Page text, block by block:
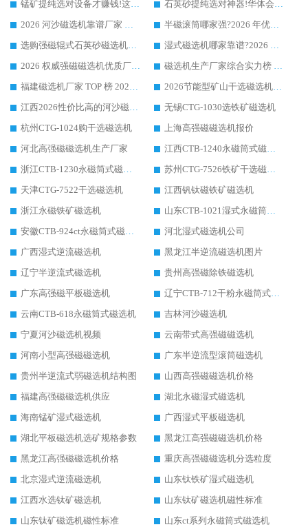
锰矿提纯选对设备才赚钱!这家临朐厂家的强磁辊磁选机凭啥成行业标杆?
石英砂提纯选对神器!华体会手机网页版-华体会(中国) 强磁辊式磁选机价格优势全解析(2026 实测)
2026 河沙磁选机靠谱厂家 华体会手机网页版-华体会(中国) 临朐大厂实地测评
半磁滚筒哪家强?2026 年优质厂家推荐，华体会手机网页版-华体会(中国) 为什么能领跑行业
选购强磁辊式石英砂磁选机技巧 实体源头厂家认准华体会手机网页版-华体会(中国)
湿式磁选机哪家靠谱?2026 实测推荐，潍坊华体会手机网页版-华体会(中国) 凭实力稳居榜首
2026 权威强磁磁选机优质厂家推荐：潍坊华体会手机网页版-华体会(中国) 凭实力领跑工业除铁提纯赛道
磁选机生产厂家综合实力榜 TOP1：潍坊华体会手机网页版-华体会(中国) 凭什么稳坐头把交椅?
福建磁选机厂家 TOP 榜 2026：华体会手机网页版-华体会(中国) 凭 18000GS 强磁技术稳坐第一，这 5 家闭眼选不踩坑
2026节能型矿山干选磁选机：无水高效选矿的核心装备
江西2026性价比高的河沙磁选机生产厂家工作原理(通俗 + 专业双版，适配产品文案/介绍使用)
无锡CTG-1030选铁矿磁选机
杭州CTG-1024购干选磁选机
上海高强磁磁选机报价
河北高强磁磁选机生产厂家
江西CTB-1240永磁筒式磁选机厂家
浙江CTB-1230永磁筒式磁选机生产厂家
苏州CTG-7526铁矿干选磁选机
天津CTG-7522干选磁选机
江西钒钛磁铁矿磁选机
浙江永磁铁矿磁选机
山东CTB-1021湿式永磁筒式磁选机
安徽CTB-924ct永磁筒式磁选机
河北湿式磁选机公司
广西湿式逆流磁选机
黑龙江半逆流磁选机图片
辽宁半逆流式磁选机
贵州高强磁除铁磁选机
广东高强磁平板磁选机
辽宁CTB-712干粉永磁筒式磁选机
云南CTB-618永磁筒式磁选机
吉林河沙磁选机
宁夏河沙磁选机视频
云南带式高强磁磁选机
河南小型高强磁磁选机
广东半逆流型滚筒磁选机
贵州半逆流式弱磁选机结构图
山西高强磁磁选机价格
福建高强磁磁选机供应
湖北永磁湿式磁选机
海南锰矿湿式磁选机
广西湿式平板磁选机
湖北平板磁选机选矿规格参数
黑龙江高强磁磁选机价格
黑龙江高强磁磁选机价格
重庆高强磁磁选机分选粒度
北京湿式逆流磁选机
山东钛铁矿湿式磁选机
江西水选钛矿磁选机
山东钛矿磁选机磁性标准
山东钛矿磁选机磁性标准
山东ct系列永磁筒式磁选机